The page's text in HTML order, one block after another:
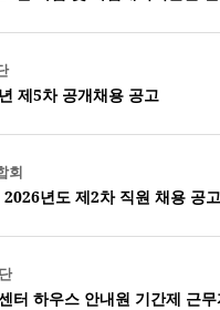
제5차 공개채용 공고
회
년도 제2차 직원 채용 공고
터 하우스 안내원 기간제 근